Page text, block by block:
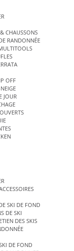
CHAUSSONS
RANDONNÉE
OFF
JOUR
SKI DE FOND
DE SKI
DES SKIS
DE FOND